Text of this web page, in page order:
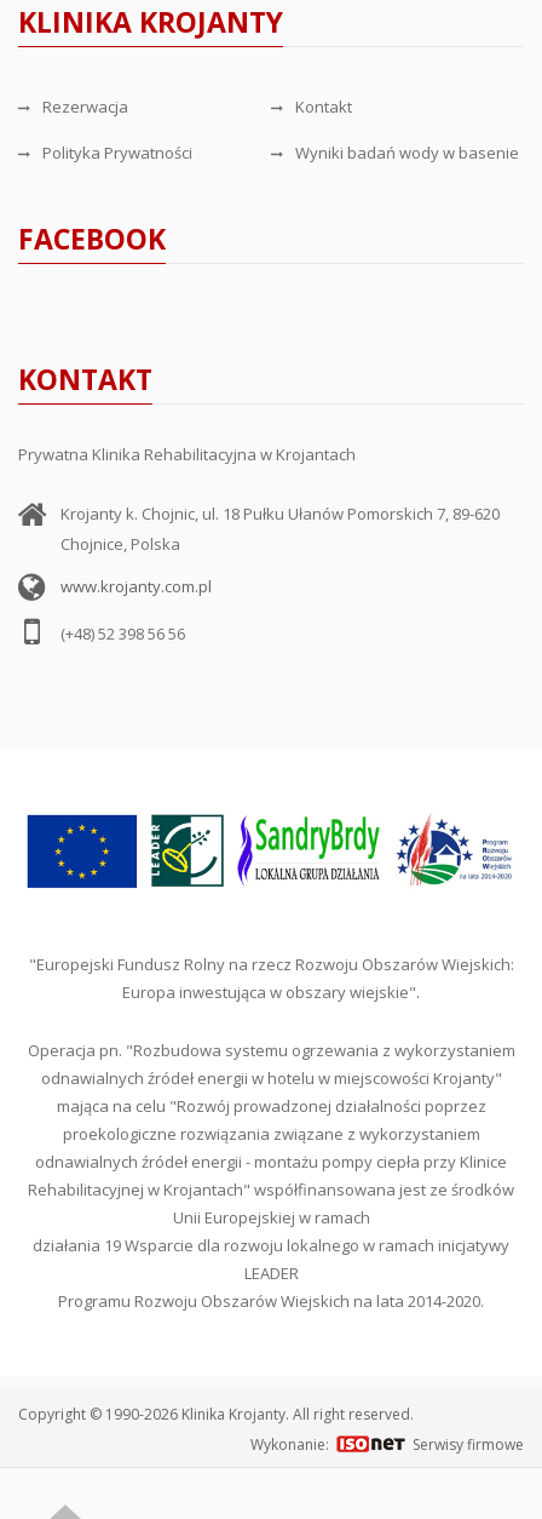
KLINIKA KROJANTY
Rezerwacja Kontakt
Polityka Prywatności Wyniki badań wody w basenie
FACEBOOK
KONTAKT
Prywatna Klinika Rehabilitacyjna w Krojantach
Krojanty k. Chojnic, ul. 18 Pułku Ułanów Pomorskich 7, 89-620
Chojnice, Polska
www.krojanty.com.pl
(+48) 52 398 56 56
"Europejski Fundusz Rolny na rzecz Rozwoju Obszarów Wiejskich:
Europa inwestująca w obszary wiejskie".
Operacja pn. "Rozbudowa systemu ogrzewania z wykorzystaniem
odnawialnych źródeł energii w hotelu w miejscowości Krojanty"
mająca na celu "Rozwój prowadzonej działalności poprzez
proekologiczne rozwiązania związane z wykorzystaniem
odnawialnych źródeł energii - montażu pompy ciepła przy Klinice
Rehabilitacyjnej w Krojantach" współfinansowana jest ze środków
Unii Europejskiej w ramach
działania 19 Wsparcie dla rozwoju lokalnego w ramach inicjatywy
LEADER
Programu Rozwoju Obszarów Wiejskich na lata 2014-2020.
Copyright © 1990-2026 Klinika Krojanty. All right reserved.
Wykonanie:
Serwisy firmowe